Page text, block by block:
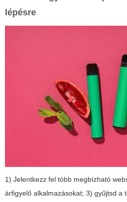
lépésre
1) Jelentkezz fel több megbízható
árfigyelő alkalmazásokat; 3) gyűjtsd a